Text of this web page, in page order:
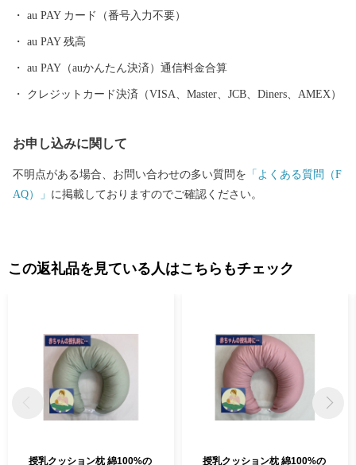
北部は大阪湾に面し、はるかに六甲山、淡路島を望むことができ
au PAY カード（番号入力不要）
au PAY 残高
au PAY（auかんたん決済）通信料金合算
クレジットカード決済（VISA、Master、JCB、Diners、AMEX）
お申し込みに関して
不明点がある場合、お問い合わせの多い質問を 「よくある質問（F
AQ）」 に掲載しておりますのでご確認ください。
この返礼品を見ている人はこちらもチェック
授乳クッション枕 綿100%の
授乳クッション枕 綿100%の